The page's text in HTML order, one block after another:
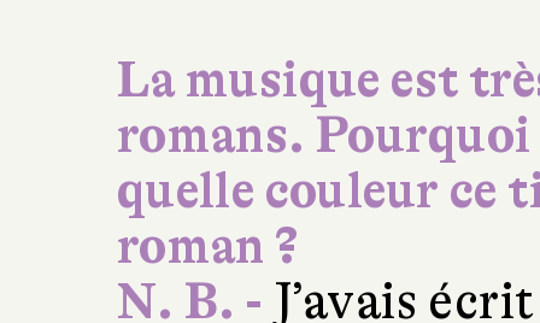
La musique est
romans. Pourquoi
quelle couleur ce
roman ?
N. B. - J’avais